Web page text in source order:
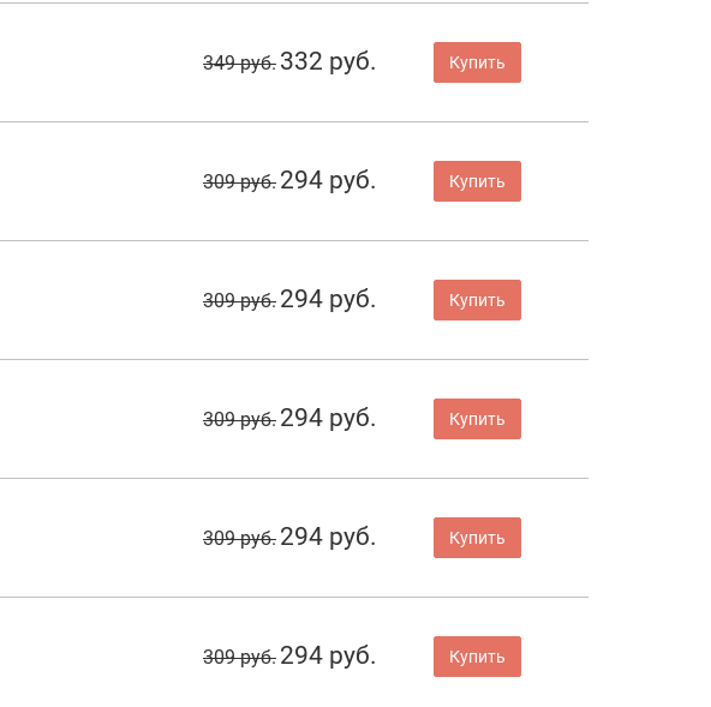
349 руб. 332 руб. Купить
309 руб. 294 руб. Купить
309 руб. 294 руб. Купить
309 руб. 294 руб. Купить
309 руб. 294 руб. Купить
309 руб. 294 руб. Купить